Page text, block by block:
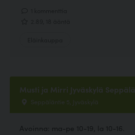
Musti ja Mirri Jyväskylä Seppälä
Seppäläntie 5, Jyväskylä
Avoinna: ma-pe 10-19, la 10-16.